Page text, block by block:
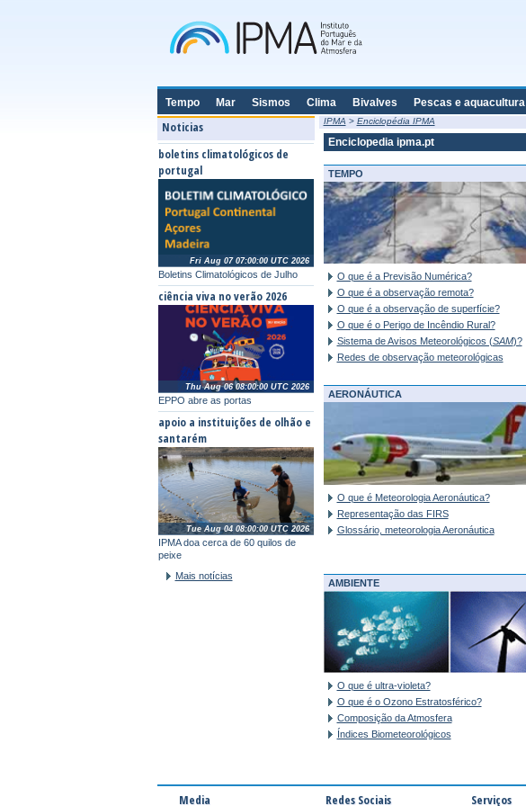
Tempo Mar Sismos Clima Bivalves Pescas e aquacultura
Noticias
boletins climatológicos de
portugal
Boletins Climatológicos de Julho
Fri Aug 07 07:00:00 UTC 2026
ciência viva no verão 2026
EPPO abre as portas
Thu Aug 06 08:00:00 UTC 2026
apoio a instituições de olhão e
santarém
IPMA doa cerca de 60 quilos de
peixe
Tue Aug 04 08:00:00 UTC 2026
Mais notícias
IPMA > Enciclopédia IPMA
Enciclopedia ipma.pt
TEMPO
O que é a Previsão Numérica?
O que é a observação remota?
O que é a observação de superfície?
O que é o Perigo de Incêndio Rural?
Sistema de Avisos Meteorológicos (SAM)?
Redes de observação meteorológicas
AERONÁUTICA
O que é Meteorologia Aeronáutica?
Representação das FIRS
Glossário, meteorologia Aeronáutica
AMBIENTE
O que é ultra-violeta?
O que é o Ozono Estratosférico?
Composição da Atmosfera
Índices Biometeorológicos
Media Redes Sociais Serviços